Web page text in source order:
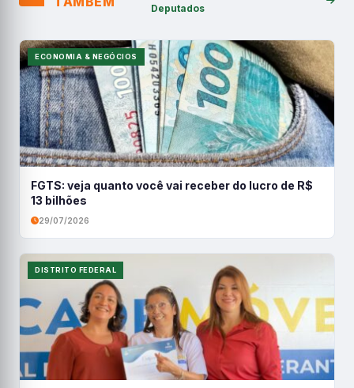
Deputados
ECONOMIA & NEGÓCIOS
FGTS: veja quanto você vai receber do lucro de R$
13 bilhões
29/07/2026
DISTRITO FEDERAL